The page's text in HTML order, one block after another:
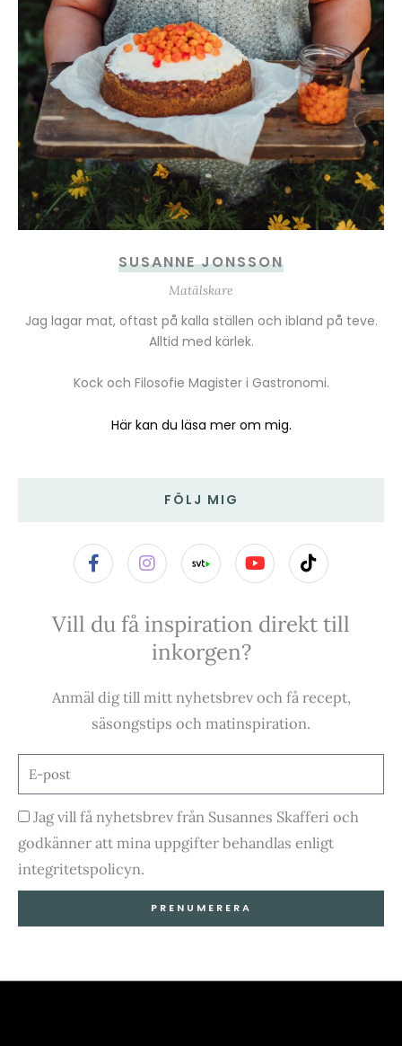
SUSANNE JONSSON
Matälskare
Jag lagar mat, oftast på kalla ställen och ibland på teve.
Alltid med kärlek.
Kock och Filosofie Magister i Gastronomi.
Här kan du läsa mer om mig.
FÖLJ MIG
F
a
c
b
-
I
n
s
a
g
r
m
Y
o
u
u
T
i
k
o
Vill du få inspiration direkt till
inkorgen?
Anmäl dig till mitt nyhetsbrev och få recept,
säsongstips och matinspiration.
E-
post
Godkännande
Jag vill få nyhetsbrev från Susannes Skafferi och
godkänner att mina uppgifter behandlas enligt
integritetspolicyn.
PRENUMERERA